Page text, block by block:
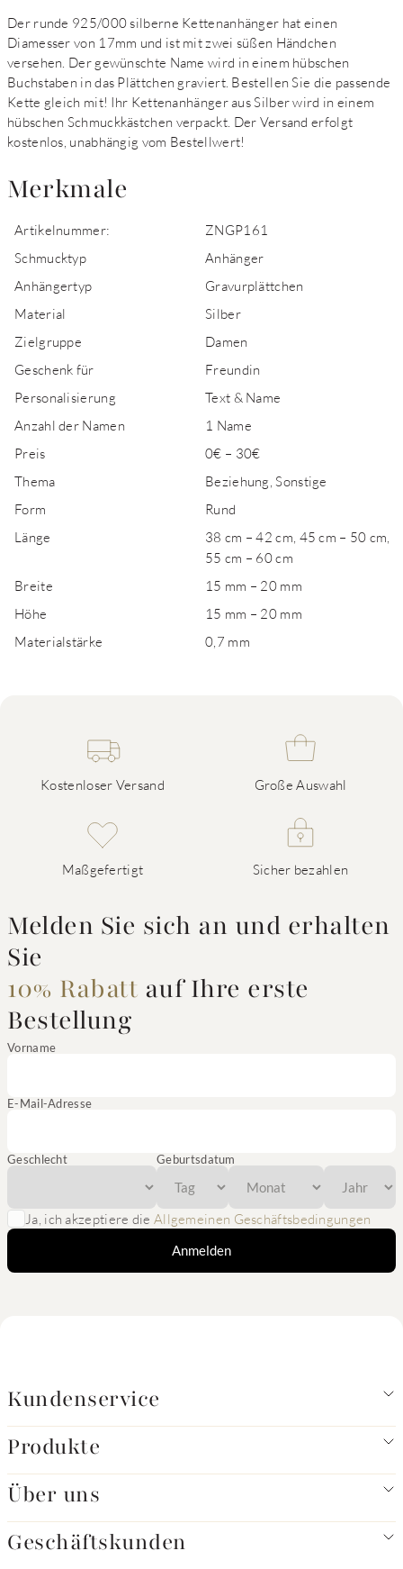
Der runde 925/000 silberne Kettenanhänger hat einen
Diamesser von 17mm und ist mit zwei süßen Händchen
versehen. Der gewünschte Name wird in einem hübschen
Buchstaben in das Plättchen graviert. Bestellen Sie die passende
Kette gleich mit! Ihr Kettenanhänger aus Silber wird in einem
hübschen Schmuckkästchen verpackt. Der Versand erfolgt
kostenlos, unabhängig vom Bestellwert!
Merkmale
Artikelnummer:
ZNGP161
Schmucktyp
Anhänger
Anhängertyp
Gravurplättchen
Material
Silber
Zielgruppe
Damen
Geschenk für
Freundin
Personalisierung
Text & Name
Anzahl der Namen
1 Name
Preis
0€ – 30€
Thema
Beziehung, Sonstige
Form
Rund
Länge
38 cm – 42 cm, 45 cm – 50 cm,
55 cm – 60 cm
Breite
15 mm – 20 mm
Höhe
15 mm – 20 mm
Materialstärke
0,7 mm
Kostenloser Versand Große Auswahl
Maßgefertigt Sicher bezahlen
Melden Sie sich an und erhalten
Sie
10% Rabatt auf Ihre erste
Bestellung
Vorname
E-Mail-Adresse
Geschlecht Geburtsdatum
Ja, ich akzeptiere die Allgemeinen Geschäftsbedingungen
Anmelden
Kundenservice
Produkte
Über uns
Geschäftskunden